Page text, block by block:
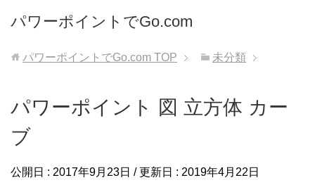
パワーポイントでGo.com
パワーポイントでGo.com TOP 未分類
パワーポイント 図 立方体 カー
ブ
公開日 : 2017年9月23日 / 更新日 : 2019年4月22日